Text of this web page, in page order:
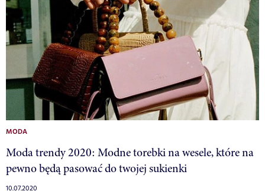
MODA
Moda trendy 2020: Modne torebki na wesele, które na
pewno będą pasować do twojej sukienki
10.07.2020